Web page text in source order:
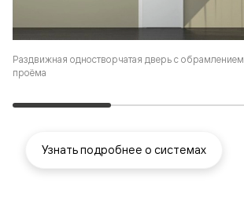
Раздвижная одностворчатая дверь с обрамлением
проёма
Узнать подробнее о системах